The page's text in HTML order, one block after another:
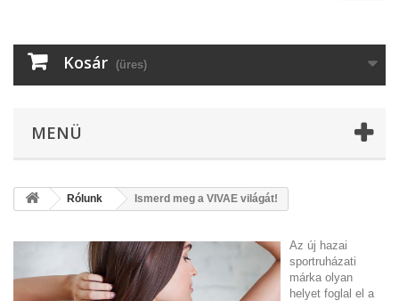
Kosár (üres)
MENÜ
Rólunk Ismerd meg a VIVAE világát!
Az új hazai
sportruházati
márka olyan
helyet foglal el a